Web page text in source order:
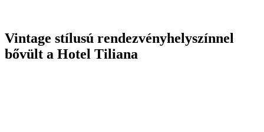
Vintage stílusú rendezvényhelyszínnel
bővült a Hotel Tiliana